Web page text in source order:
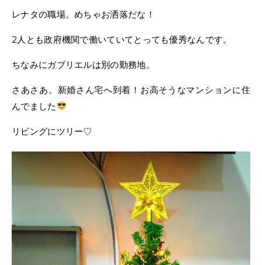
レナタの職場。めちゃお洒落だな！
2人とも政府機関で働いていてとっても優秀なんです。
ちなみにガブリエルは別の勤務地。
さあさあ。新婚さん宅へ到着！お高そうなマンションに住
んでました
リビングにツリー♡